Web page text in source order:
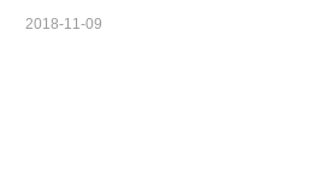
2018-11-09